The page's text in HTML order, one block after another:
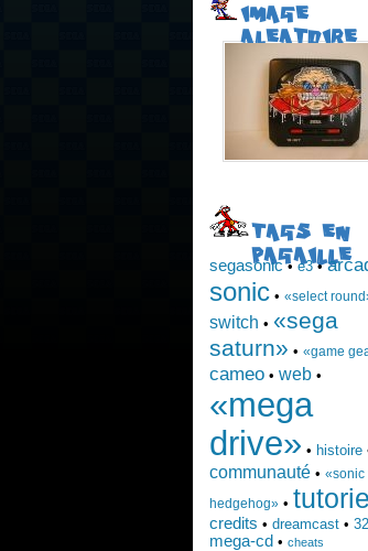
IMAGE
ALEATOIRE
TAGS EN
PAGAILLE
segasonic•e3•
sonic •«select
switch •«sega
saturn» •«game
cameo •web •
«mega
drive» • histoire
communauté •«sonic
hedgehog» •
credits •dreamcast •
mega-cd •cheats